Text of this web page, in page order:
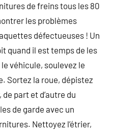
de freins tous les 80
les problèmes
défectueuses ! Un
quand il est temps de les
véhicule, soulevez le
Sortez la roue, dépistez
part et d’autre du
de garde avec un
Nettoyez l’étrier,